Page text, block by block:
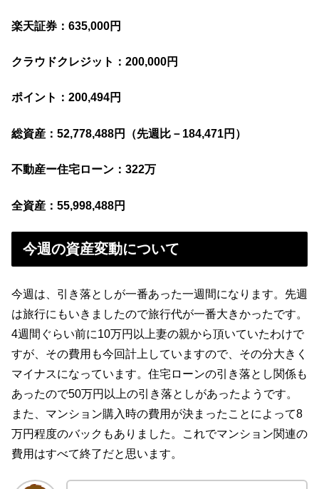
楽天証券：635,000円
クラウドクレジット：200,000円
ポイント：200,494円
総資産：52,778,488円 （先週比－184,471円）
不動産ー住宅ローン：322万
全資産：55,998,488円
今週の資産変動について
今週は、引き落としが一番あった一週間になります。先週
は旅行にもいきましたので旅行代が一番大きかったです。
4週間ぐらい前に10万円以上妻の親から頂いていたわけで
すが、その費用も今回計上していますので、その分大きく
マイナスになっています。住宅ローンの引き落とし関係も
あったので50万円以上の引き落としがあったようです。
また、マンション購入時の費用が決まったことによって8
万円程度のバックもありました。これでマンション関連の
費用はすべて終了だと思います。